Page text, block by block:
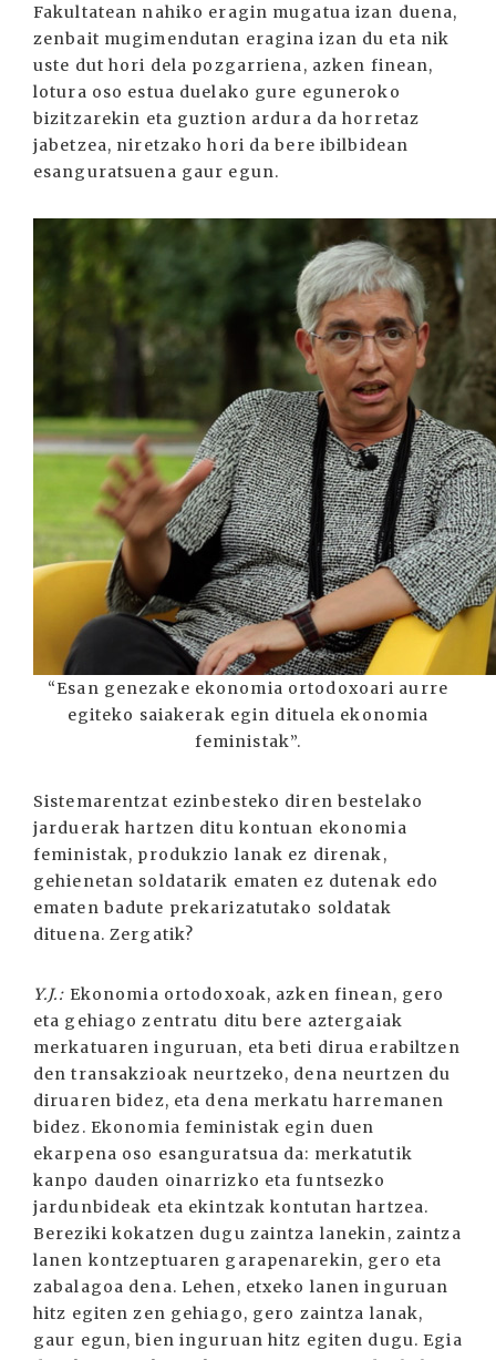
Fakultatean nahiko eragin mugatua izan duena,
zenbait mugimendutan eragina izan du eta nik
uste dut hori dela pozgarriena, azken finean,
lotura oso estua duelako gure eguneroko
bizitzarekin eta guztion ardura da horretaz
jabetzea, niretzako hori da bere ibilbidean
esanguratsuena gaur egun.
“Esan genezake ekonomia ortodoxoari aurre
egiteko saiakerak egin dituela ekonomia
feministak”.
Sistemarentzat ezinbesteko diren bestelako
jarduerak hartzen ditu kontuan ekonomia
feministak, produkzio lanak ez direnak,
gehienetan soldatarik ematen ez dutenak edo
ematen badute prekarizatutako soldatak
dituena. Zergatik?
Y.J.: Ekonomia ortodoxoak, azken finean, gero
eta gehiago zentratu ditu bere aztergaiak
merkatuaren inguruan, eta beti dirua erabiltzen
den transakzioak neurtzeko, dena neurtzen du
diruaren bidez, eta dena merkatu harremanen
bidez. Ekonomia feministak egin duen
ekarpena oso esanguratsua da: merkatutik
kanpo dauden oinarrizko eta funtsezko
jardunbideak eta ekintzak kontutan hartzea.
Bereziki kokatzen dugu zaintza lanekin, zaintza
lanen kontzeptuaren garapenarekin, gero eta
zabalagoa dena. Lehen, etxeko lanen inguruan
hitz egiten zen gehiago, gero zaintza lanak,
gaur egun, bien inguruan hitz egiten dugu. Egia